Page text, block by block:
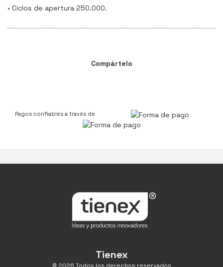
• Ciclos de apertura 250.000.
Compártelo
Pagos confiables a través de
Tienex